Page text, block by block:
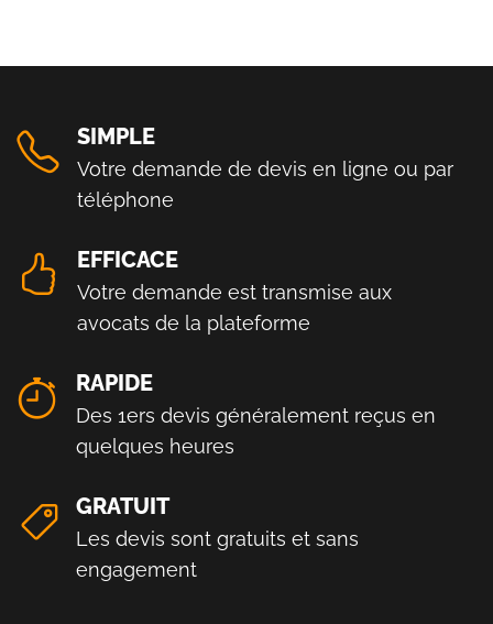
SIMPLE
Votre demande de devis en ligne ou par
téléphone
EFFICACE
Votre demande est transmise aux
avocats de la plateforme
RAPIDE
Des 1ers devis généralement reçus en
quelques heures
GRATUIT
Les devis sont gratuits et sans
engagement